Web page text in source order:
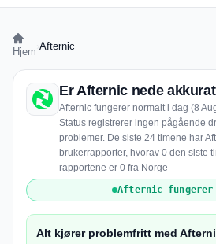
Hjem Afternic
Er Afternic nede
Afternic fungerer normalt i dag (8
Status registrerer ingen pågående
problemer. De siste 24 timene har
brukerrapporter, hvorav 0 den siste
rapportene er 0 fra Norge
Afternic
Alt kjører problemfritt med